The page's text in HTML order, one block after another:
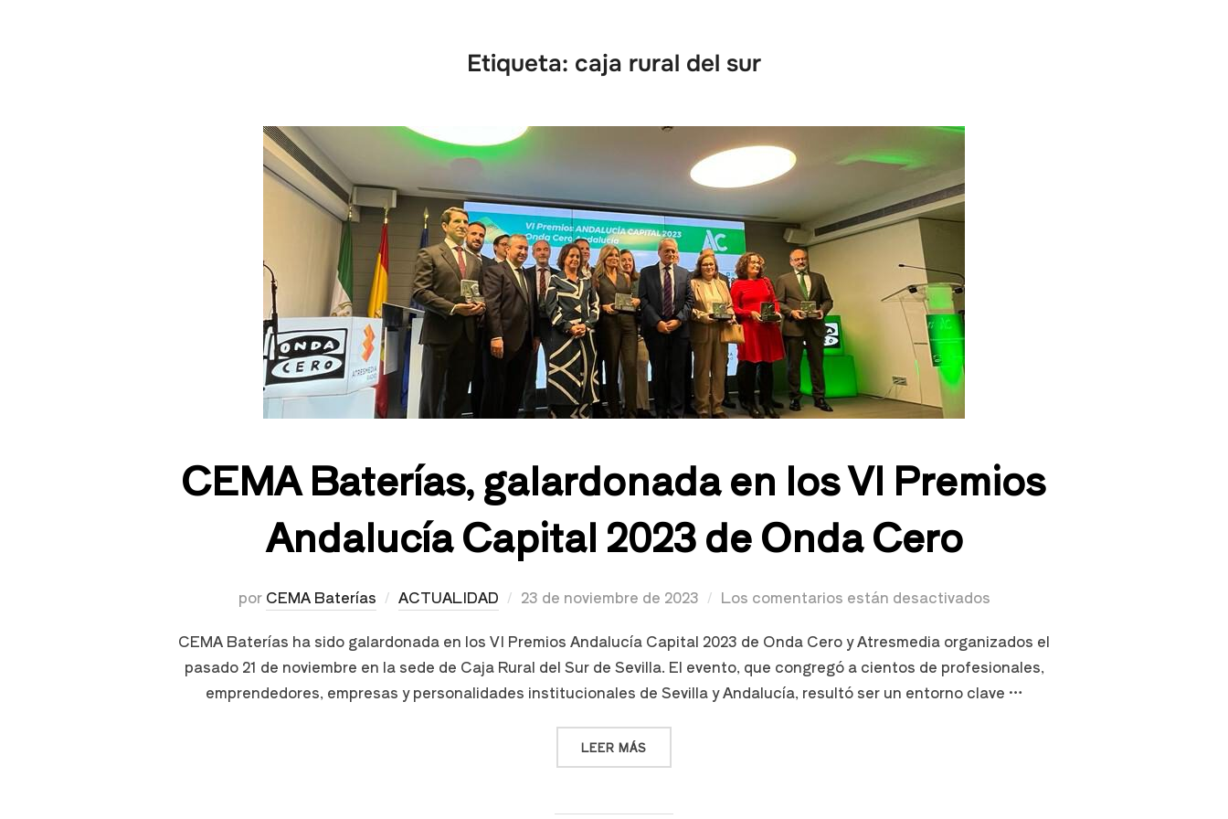
Etiqueta: caja rural del sur
CEMA Baterías, galardonada en los VI Premios
Andalucía Capital 2023 de Onda Cero
por CEMA Baterías ACTUALIDAD 23 de noviembre de 2023
Los comentarios están desactivados
CEMA Baterías ha sido galardonada en los VI Premios Andalucía Capital 2023 de Onda Cero y Atresmedia organizados el
pasado 21 de noviembre en la sede de Caja Rural del Sur de Sevilla. El evento, que congregó a cientos de profesionales,
emprendedores, empresas y personalidades institucionales de Sevilla y Andalucía, resultó ser un entorno clave …
LEER MÁS